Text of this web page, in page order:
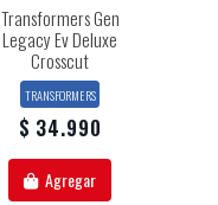
Transformers Gen
Legacy Ev Deluxe
Crosscut
TRANSFORMERS
$ 34.990
Agregar